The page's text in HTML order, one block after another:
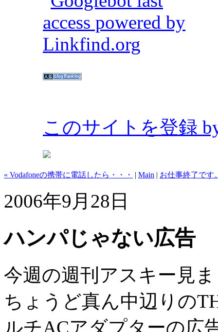
このサイトを登録
« Vodafoneの携帯に電話したら・・・ | Main | お仕事終了です
2006年9月28日
ハンパじゃない広告
今週の週刊アスキー見
ちょうど真ん中辺りの
ルチACアダプターの広